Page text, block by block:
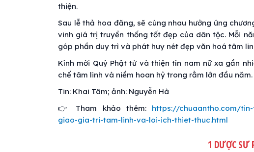
thiện.
Sau lễ thả hoa đăng, sẽ cùng nhau hưởng ứng
vinh giá trị truyền thống tốt đẹp của dân tộc. Mỗi
góp phần duy trì và phát huy nét đẹp văn hoá tâm
Kính mời Quý Phật tử và thiện tín nam nữ xa gần
chế tâm linh và niềm hoan hỷ trong rằm lớn đầu năm.
Tin: Khai Tâm; ảnh: Nguyễn Hà
👉 Tham khảo thêm: https://chuaantho.com/
giao-gia-tri-tam-linh-va-loi-ich-thiet-thuc.html
1 DƯỢC SƯ